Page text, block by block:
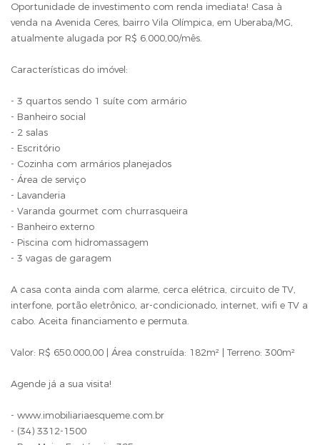
Oportunidade de investimento com renda imediata! Casa à
venda na Avenida Ceres, bairro Vila Olímpica, em Uberaba/MG,
atualmente alugada por R$ 6.000,00/mês.
Características do imóvel:
- 3 quartos sendo 1 suíte com armário
- Banheiro social
- 2 salas
- Escritório
- Cozinha com armários planejados
- Área de serviço
- Lavanderia
- Varanda gourmet com churrasqueira
- Banheiro externo
- Piscina com hidromassagem
- 3 vagas de garagem
A casa conta ainda com alarme, cerca elétrica, circuito de TV,
interfone, portão eletrônico, ar-condicionado, internet, wifi e TV a
cabo. Aceita financiamento e permuta.
Valor: R$ 650.000,00 | Área construída: 182m² | Terreno: 300m²
Agende já a sua visita!
- www.imobiliariaesqueme.com.br
- (34) 3312-1500